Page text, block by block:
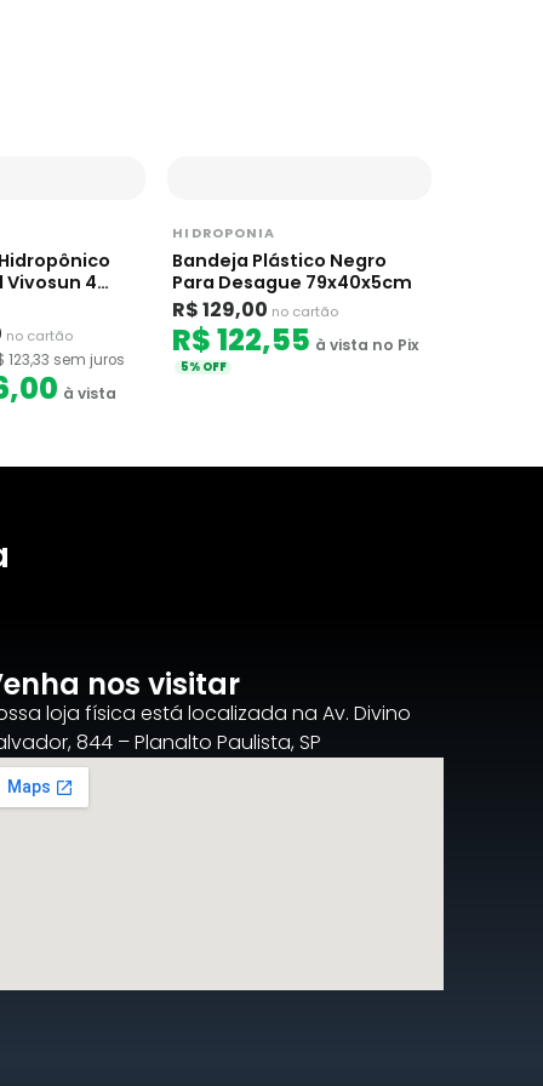
Vivosun 4
no cartão
123,33 sem juros
à vista
HIDROPONIA
Bandeja Plástico Negro
Para Desague 79x40x5cm
R$ 129,00 no cartão
R$ 122,55 à vista no Pix
5% OFF
nos visitar
loja física está localizada na Av. Divino
844 – Planalto Paulista, SP